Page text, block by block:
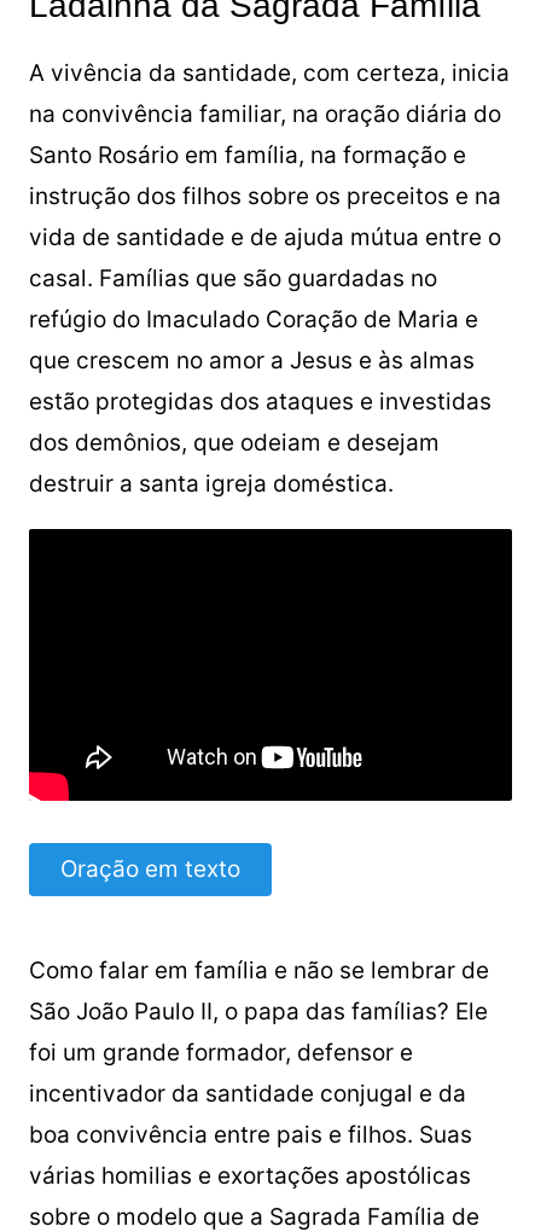
A vivência da santidade, com certeza, inicia
na convivência familiar, na oração diária do
Santo Rosário em família, na formação e
instrução dos filhos sobre os preceitos e na
vida de santidade e de ajuda mútua entre o
casal. Famílias que são guardadas no
refúgio do Imaculado Coração de Maria e
que crescem no amor a Jesus e às almas
estão protegidas dos ataques e investidas
dos demônios, que odeiam e desejam
destruir a santa igreja doméstica.
Oração em texto
Como falar em família e não se lembrar de
São João Paulo II, o papa das famílias? Ele
foi um grande formador, defensor e
incentivador da santidade conjugal e da
boa convivência entre pais e filhos. Suas
várias homilias e exortações apostólicas
sobre o modelo que a Sagrada Família de